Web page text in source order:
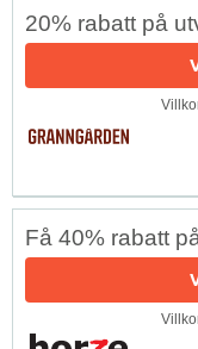
20% rabatt på
Få 40% rabatt